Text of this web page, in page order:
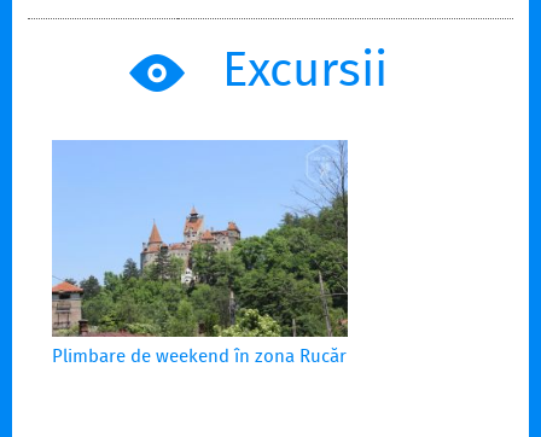
Excursii
Plimbare de weekend în zona Rucăr